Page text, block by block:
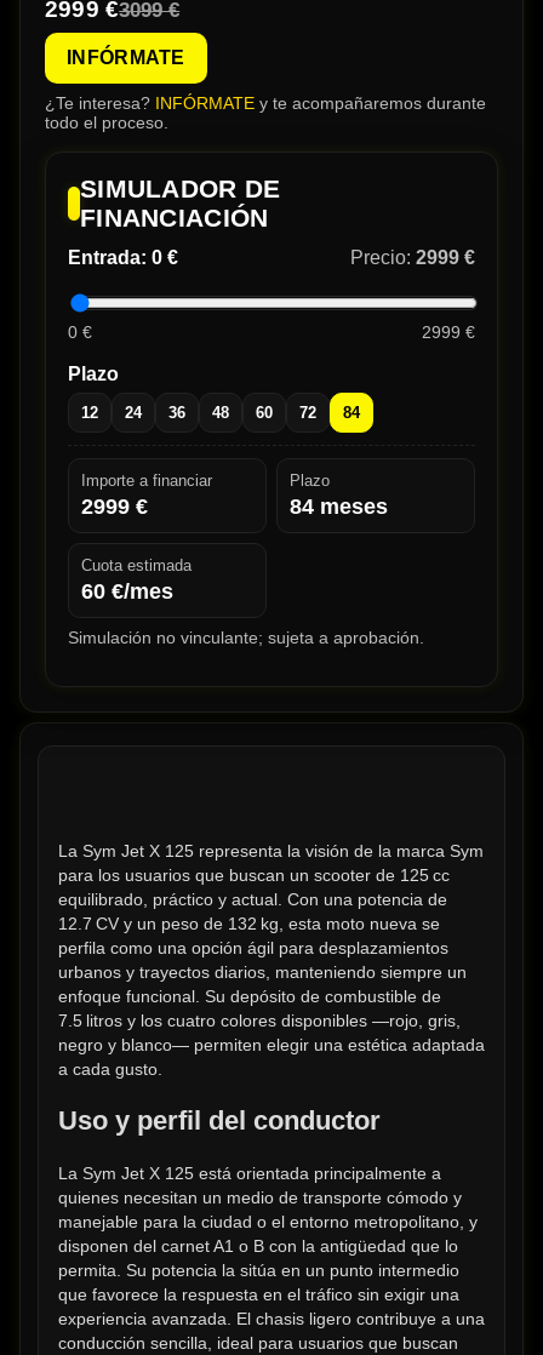
2999 €3099 €
INFÓRMATE
¿Te interesa? INFÓRMATE y te acompañaremos durante
todo el proceso.
SIMULADOR DE
FINANCIACIÓN
Entrada: 0 € Precio: 2999 €
0 € 2999 €
Plazo
12 24 36 48 60 72 84
Importe a financiar
2999 €
Plazo
84 meses
Cuota estimada
60 €/mes
Simulación no vinculante; sujeta a aprobación.
La Sym Jet X 125 representa la visión de la marca Sym
para los usuarios que buscan un scooter de 125 cc
equilibrado, práctico y actual. Con una potencia de
12.7 CV y un peso de 132 kg, esta moto nueva se
perfila como una opción ágil para desplazamientos
urbanos y trayectos diarios, manteniendo siempre un
enfoque funcional. Su depósito de combustible de
7.5 litros y los cuatro colores disponibles —rojo, gris,
negro y blanco— permiten elegir una estética adaptada
a cada gusto.
Uso y perfil del conductor
La Sym Jet X 125 está orientada principalmente a
quienes necesitan un medio de transporte cómodo y
manejable para la ciudad o el entorno metropolitano, y
disponen del carnet A1 o B con la antigüedad que lo
permita. Su potencia la sitúa en un punto intermedio
que favorece la respuesta en el tráfico sin exigir una
experiencia avanzada. El chasis ligero contribuye a una
conducción sencilla, ideal para usuarios que buscan